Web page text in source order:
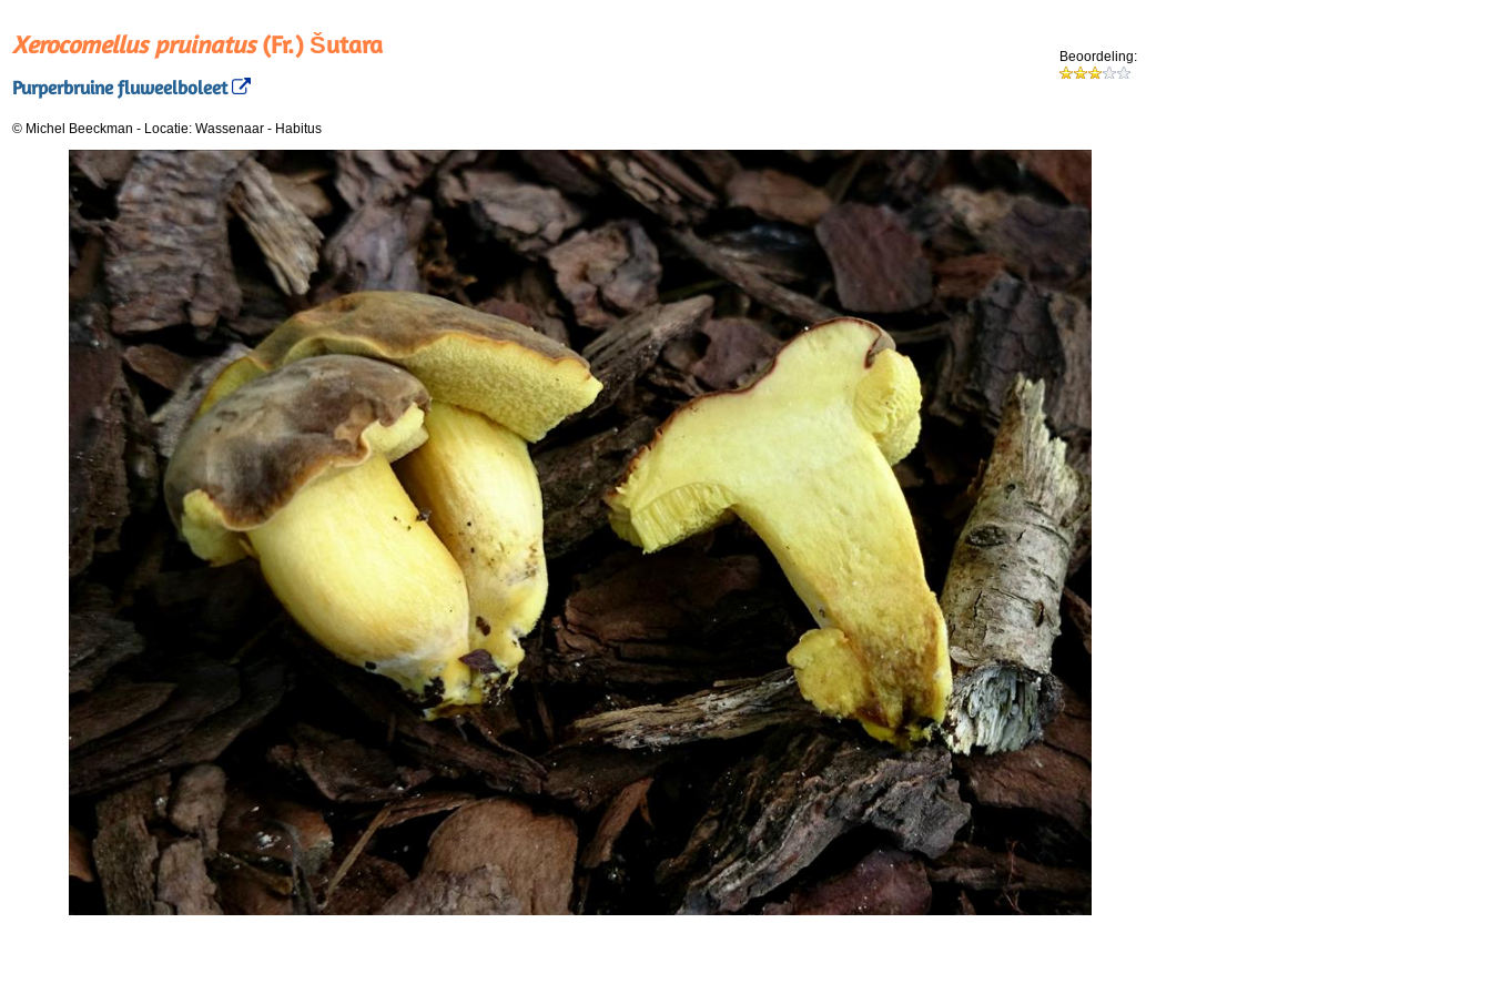
Xerocomellus pruinatus(Fr.) Šutara
Purperbruine fluweelboleet
Beoordeling:
© Michel Beeckman - Locatie: Wassenaar - Habitus